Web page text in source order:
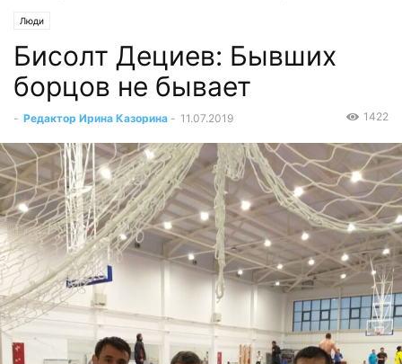
Люди
Бисолт Дециев: Бывших
борцов не бывает
- Редактор Ирина Казорина - 11.07.2019 1422